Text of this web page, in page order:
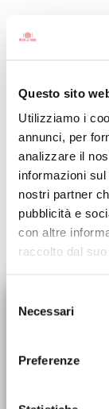
Questo sito
Utilizziamo i
annunci, per
analizzare il
informazioni
nostri partner
pubblicità e
con altre
raccolto dal
delNecessari
Preferenze
SHIPPING
This is a product
sold and shipped by